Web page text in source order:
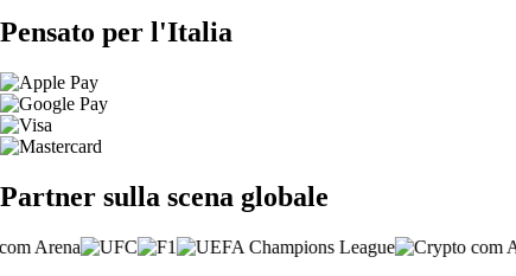
Pensato per l'Italia
Partner sulla scena globale